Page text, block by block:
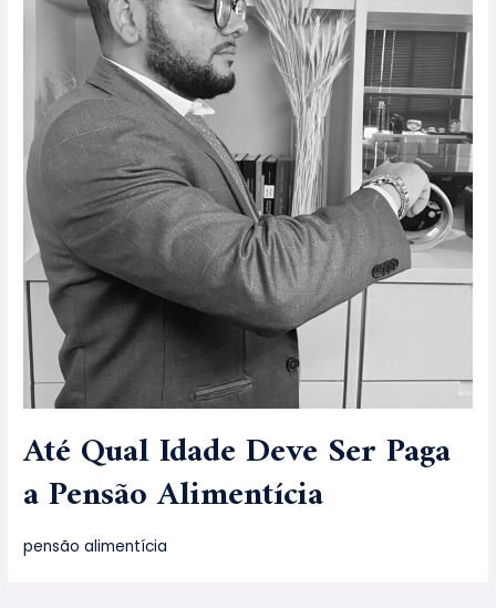
Até Qual Idade Deve Ser Paga
a Pensão Alimentícia
pensão alimentícia